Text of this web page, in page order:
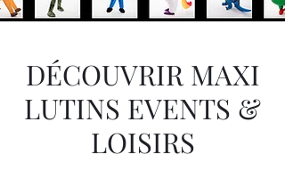
DÉCOUVRIR MAXI
LUTINS EVENTS &
LOISIRS